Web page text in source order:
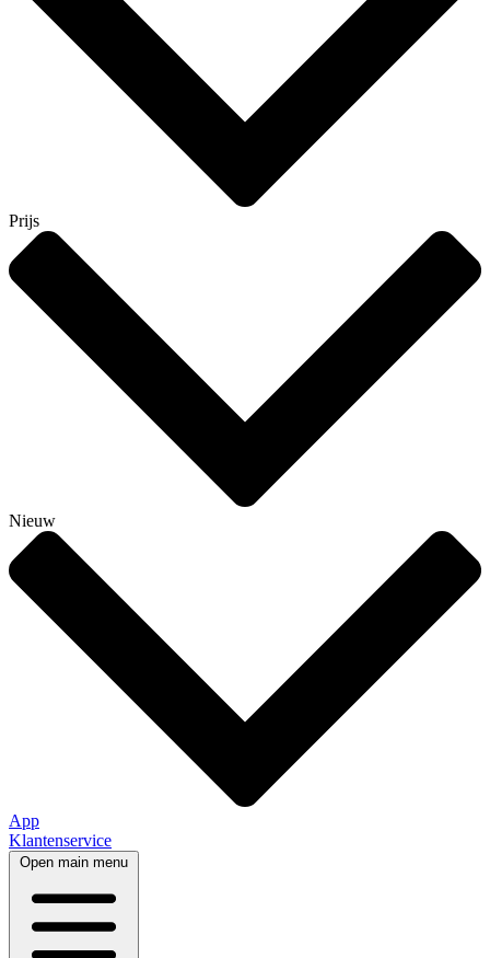
Prijs
Nieuw
App
Klantenservice
Open main menu